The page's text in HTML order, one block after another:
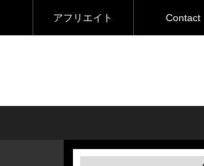
アフリエイト Contact